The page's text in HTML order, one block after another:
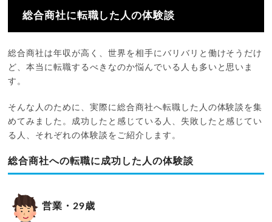
総合商社に転職した人の体験談
総合商社は年収が高く、世界を相手にバリバリと働けそうだけ
ど、本当に転職するべきなのか悩んでいる人も多いと思いま
す。
そんな人のために、実際に総合商社へ転職した人の体験談を集
めてみました。成功したと感じている人、失敗したと感じてい
る人、それぞれの体験談をご紹介します。
総合商社への転職に成功した人の体験談
営業・29歳